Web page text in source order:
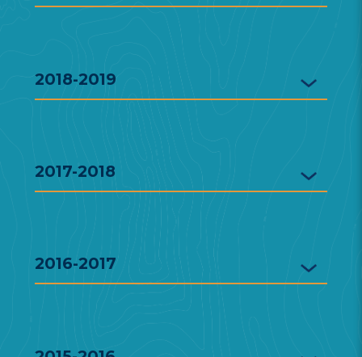
2018-2019
2017-2018
2016-2017